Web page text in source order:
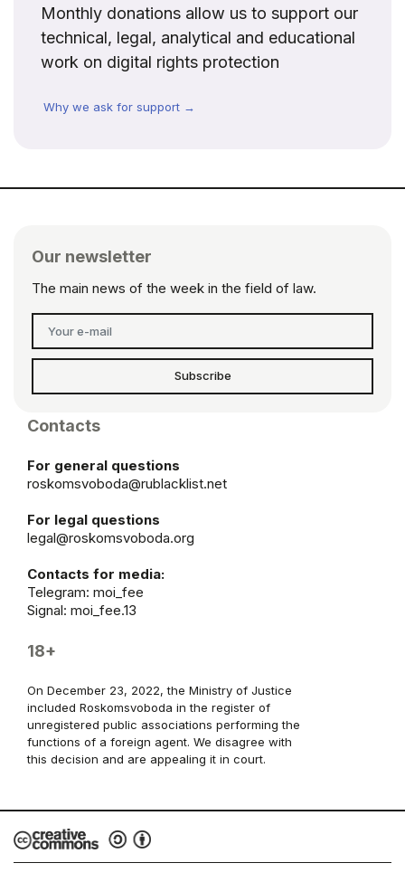
Monthly donations allow us to support our
technical, legal, analytical and educational
work on digital rights protection
Why we ask for support →
Our newsletter
The main news of the week in the field of law.
Subscribe
Contacts
For general questions
roskomsvoboda@rublacklist.net
For legal questions
legal@roskomsvoboda.org
Contacts for media:
Telegram: moi_fee
Signal: moi_fee.13
18+
On December 23, 2022, the Ministry of Justice
included Roskomsvoboda in the register of
unregistered public associations performing the
functions of a foreign agent. We disagree with
this decision and are appealing it in court.